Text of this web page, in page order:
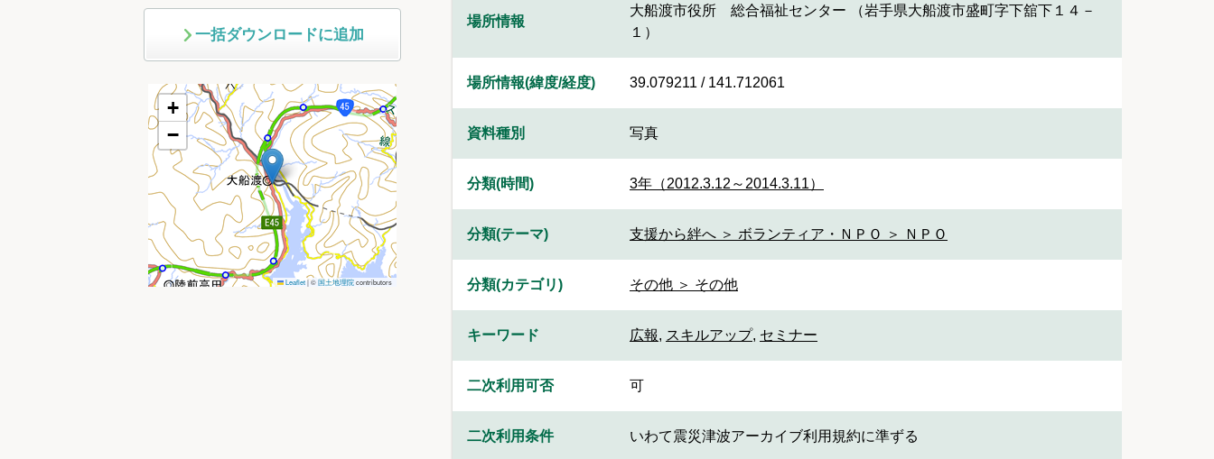
一括ダウンロードに追加
+
−
Leaflet|©国土地理院contributors
場所情報
大船渡市役所 総合福祉センター （岩手県大船渡市盛町字下舘下１４－
１）
場所情報(緯度/経度) 39.079211 / 141.712061
資料種別 写真
分類(時間) 3年（2012.3.12～2014.3.11）
分類(テーマ) 支援から絆へ ＞ ボランティア・ＮＰＯ ＞ ＮＰＯ
分類(カテゴリ) その他 ＞ その他
キーワード 広報, スキルアップ, セミナー
二次利用可否 可
二次利用条件 いわて震災津波アーカイブ利用規約に準ずる